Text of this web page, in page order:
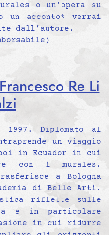
o un’opera su
un acconto* verrai
dall’autore.
Francesco Re Li
1997. Diplomato al
un viaggio
in Ecuador in cui
con i murales.
a Bologna
di Belle Arti.
riflette sulle
e in particolare
in cui ridurre